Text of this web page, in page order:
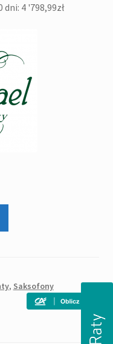
dni: 4 '798,99zł
, Saksofony